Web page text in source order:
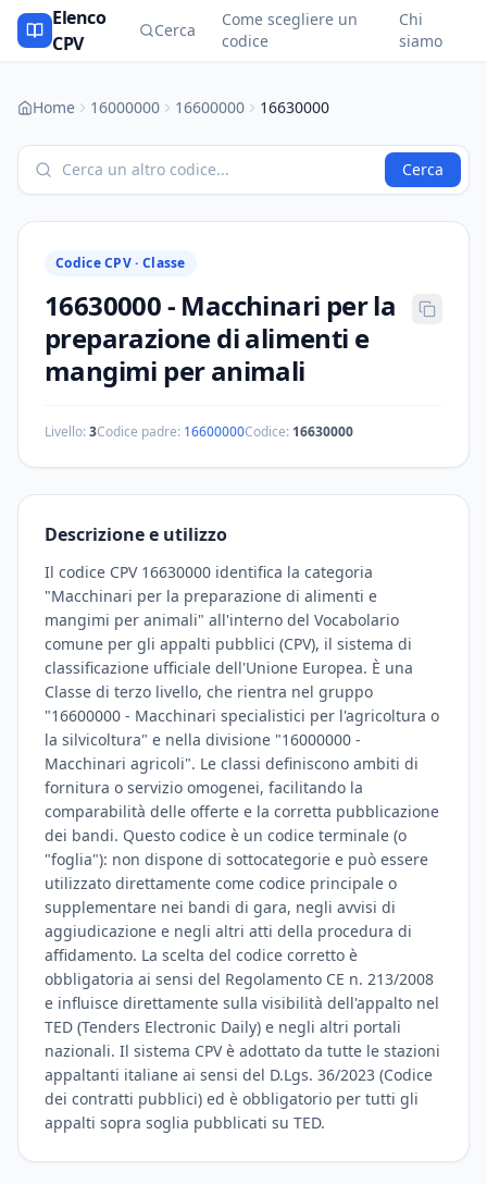
Elenco
CPV
Cerca
Come scegliere un
codice
Chi
siamo
Home 16000000 16600000 16630000
Cerca
Codice CPV · Classe
16630000- Macchinari per la
preparazione di alimenti e
mangimi per animali
Livello:3Codice padre: 16600000Codice: 16630000
Descrizione e utilizzo
Il codice CPV 16630000 identifica la categoria
"Macchinari per la preparazione di alimenti e
mangimi per animali" all'interno del Vocabolario
comune per gli appalti pubblici (CPV), il sistema di
classificazione ufficiale dell'Unione Europea. È una
Classe di terzo livello, che rientra nel gruppo
"16600000 - Macchinari specialistici per l'agricoltura o
la silvicoltura" e nella divisione "16000000 -
Macchinari agricoli". Le classi definiscono ambiti di
fornitura o servizio omogenei, facilitando la
comparabilità delle offerte e la corretta pubblicazione
dei bandi. Questo codice è un codice terminale (o
"foglia"): non dispone di sottocategorie e può essere
utilizzato direttamente come codice principale o
supplementare nei bandi di gara, negli avvisi di
aggiudicazione e negli altri atti della procedura di
affidamento. La scelta del codice corretto è
obbligatoria ai sensi del Regolamento CE n. 213/2008
e influisce direttamente sulla visibilità dell'appalto nel
TED (Tenders Electronic Daily) e negli altri portali
nazionali. Il sistema CPV è adottato da tutte le stazioni
appaltanti italiane ai sensi del D.Lgs. 36/2023 (Codice
dei contratti pubblici) ed è obbligatorio per tutti gli
appalti sopra soglia pubblicati su TED.